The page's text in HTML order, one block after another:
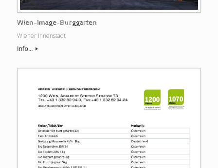
Wien-Image-Burggarten
Wiener Innenstadt
Info...